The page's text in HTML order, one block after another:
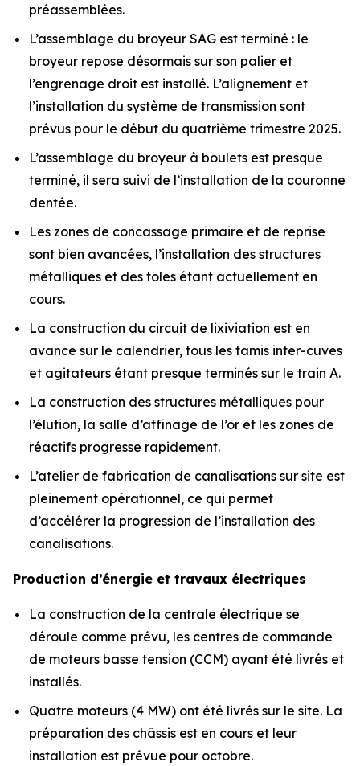
préassemblées.
L’assemblage du broyeur SAG est terminé : le
broyeur repose désormais sur son palier et
l’engrenage droit est installé. L’alignement et
l’installation du système de transmission sont
prévus pour le début du quatrième trimestre 2025.
L’assemblage du broyeur à boulets est presque
terminé, il sera suivi de l’installation de la couronne
dentée.
Les zones de concassage primaire et de reprise
sont bien avancées, l’installation des structures
métalliques et des tôles étant actuellement en
cours.
La construction du circuit de lixiviation est en
avance sur le calendrier, tous les tamis inter-cuves
et agitateurs étant presque terminés sur le train A.
La construction des structures métalliques pour
l’élution, la salle d’affinage de l’or et les zones de
réactifs progresse rapidement.
L’atelier de fabrication de canalisations sur site est
pleinement opérationnel, ce qui permet
d’accélérer la progression de l’installation des
canalisations.
Production d’énergie et travaux électriques
La construction de la centrale électrique se
déroule comme prévu, les centres de commande
de moteurs basse tension (CCM) ayant été livrés et
installés.
Quatre moteurs (4 MW) ont été livrés sur le site. La
préparation des châssis est en cours et leur
installation est prévue pour octobre.